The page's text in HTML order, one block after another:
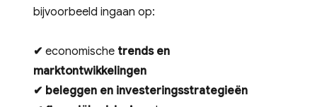
bijvoorbeeld ingaan op:
✔ economische trends en
marktontwikkelingen
✔ beleggen en investeringsstrategieën